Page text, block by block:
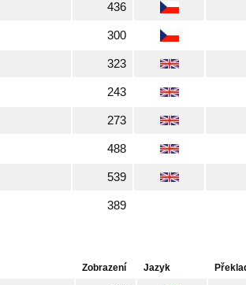
436
300
323
243
273
488
539
389
Zobrazení Jazyk